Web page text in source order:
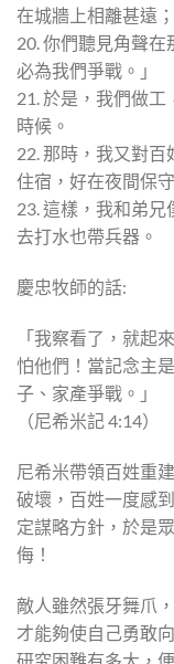
在城牆上相離甚遠；
20. 你們聽見角聲
必為我們爭戰。」
21. 於是，我們做
時候。
22. 那時，我又對
住宿，好在夜間保
23. 這樣，我和弟
去打水也帶兵器。
慶忠牧師的話:
「我察看了，就起
怕他們！當記念主
子、家產爭戰。」
（尼希米記 4:14）
尼希米帶領百姓重
破壞，百姓一度感
定謀略方針，於是
侮！
敵人雖然張牙舞爪
才能夠使自己勇敢
研究困難有多大，